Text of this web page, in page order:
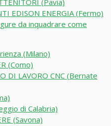
(Pavia)
EDISON ENERGIA (Fermo)
da inquadrare come
(Milano)
(Como)
DI LAVORO CNC (Bernate
di Calabria)
(Savona)